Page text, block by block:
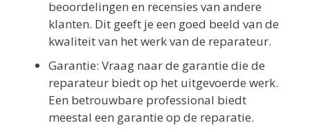
beoordelingen en recensies van andere
klanten. Dit geeft je een goed beeld van de
kwaliteit van het werk van de reparateur.
Garantie: Vraag naar de garantie die de
reparateur biedt op het uitgevoerde werk.
Een betrouwbare professional biedt
meestal een garantie op de reparatie.